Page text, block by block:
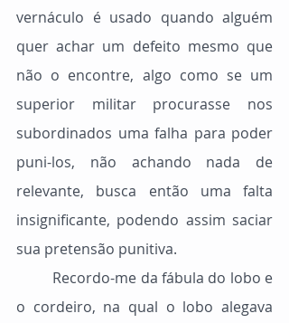
vernáculo é usado quando alguém
quer achar um defeito mesmo que
não o encontre, algo como se um
superior militar procurasse nos
subordinados uma falha para poder
puni-los, não achando nada de
relevante, busca então uma falta
insignificante, podendo assim saciar
sua pretensão punitiva.
o cordeiro, na qual o lobo alegava